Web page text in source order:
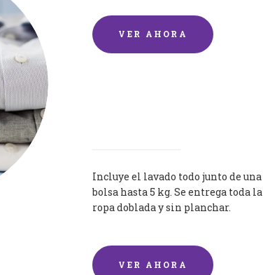
VER AHORA
Incluye el lavado todo junto de una
bolsa hasta 5 kg. Se entrega toda la
ropa doblada y sin planchar.
VER AHORA